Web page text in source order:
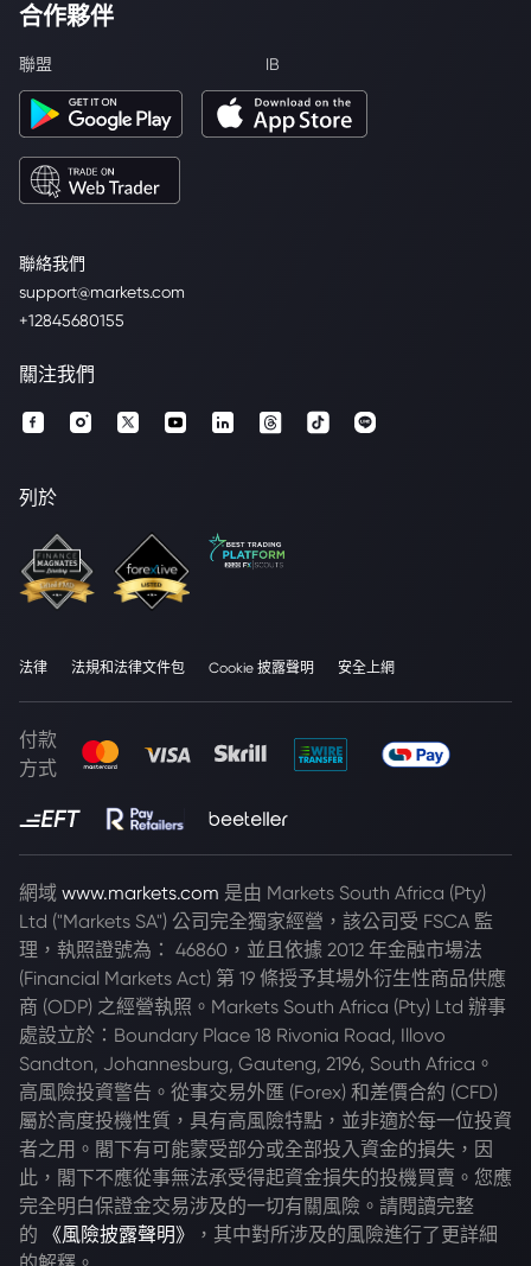
聯絡我們
support@markets.com
+12845680155
合作夥伴
聯盟 IB
關注我們
列於
法律 法規和法律文件包 Cookie 披露聲明 安全上網
付款
方式
網域 www.markets.com 是由 Markets South Africa (Pty)
Ltd ("Markets SA") 公司完全獨家經營，該公司受 FSCA 監
理，執照證號為： 46860，並且依據 2012 年金融市場法
(Financial Markets Act) 第 19 條授予其場外衍生性商品供應
商 (ODP) 之經營執照。Markets South Africa (Pty) Ltd 辦事
處設立於：Boundary Place 18 Rivonia Road, Illovo
Sandton, Johannesburg, Gauteng, 2196, South Africa。
高風險投資警告。從事交易外匯 (Forex) 和差價合約 (CFD)
屬於高度投機性質，具有高風險特點，並非適於每一位投資
者之用。閣下有可能蒙受部分或全部投入資金的損失，因
此，閣下不應從事無法承受得起資金損失的投機買賣。您應
完全明白保證金交易涉及的一切有關風險。請閱讀完整
的
《風險披露聲明》
，其中對所涉及的風險進行了更詳細